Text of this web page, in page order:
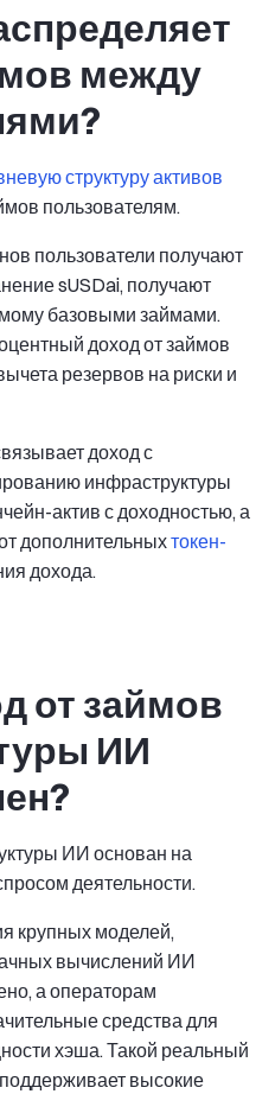
между
структуру активов
пользователям.
пользователи получают
sUSDai, получают
базовыми займами.
доход от займов
резервов на риски и
доход с
инфраструктуры
актив с доходностью, а
дополнительныхтокен-
дохода.
от займов
ИИ
ИИ основан на
деятельности.
крупных моделей,
вычислений ИИ
а операторам
средства для
хэша. Такой реальный
высокие